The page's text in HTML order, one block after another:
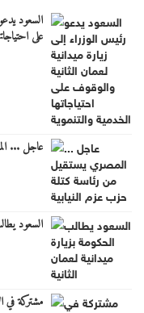
السعود
على
عاجل ...
السعود
مشتركة في